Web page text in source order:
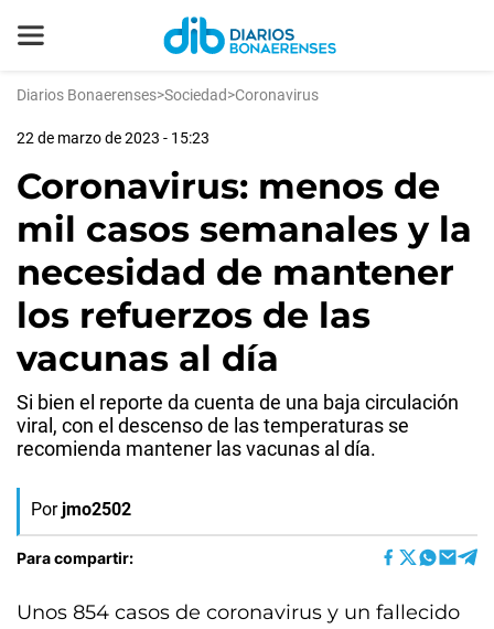
Diarios Bonaerenses>Sociedad>Coronavirus
22 de marzo de 2023 - 15:23
Coronavirus: menos de
mil casos semanales y la
necesidad de mantener
los refuerzos de las
vacunas al día
Si bien el reporte da cuenta de una baja circulación
viral, con el descenso de las temperaturas se
recomienda mantener las vacunas al día.
Por jmo2502
Para compartir:
Unos 854 casos de coronavirus y un fallecido